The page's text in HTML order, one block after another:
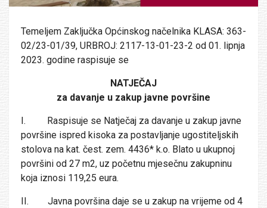
Temeljem Zaključka Općinskog načelnika KLASA: 363-
02/23-01/39, URBROJ: 2117-13-01-23-2 od 01. lipnja
2023. godine raspisuje se
NATJEČAJ
za davanje u zakup javne površine
I. Raspisuje se Natječaj za davanje u zakup javne
površine ispred kisoka za postavljanje ugostiteljskih
stolova na kat. čest. zem. 4436* k.o. Blato u ukupnoj
površini od 27 m2, uz početnu mjesečnu zakupninu
koja iznosi 119,25 eura.
II. Javna površina daje se u zakup na vrijeme od 4